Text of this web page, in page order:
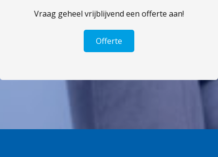
Vraag geheel vrijblijvend een offerte aan!
Offerte